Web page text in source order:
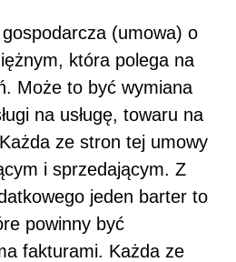
(umowa) o
która polega na
Może to być wymiana
na usługę, towaru na
ze stron tej umowy
i sprzedającym. Z
jeden barter to
powinny być
fakturami. Każda ze